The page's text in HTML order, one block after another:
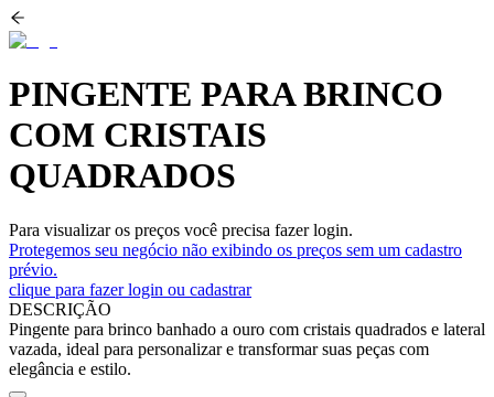
PINGENTE PARA BRINCO
COM CRISTAIS
QUADRADOS
Para visualizar os preços você precisa fazer login.
Protegemos seu negócio não exibindo os preços sem um cadastro
prévio.
clique para fazer login ou cadastrar
DESCRIÇÃO
Pingente para brinco banhado a ouro com cristais quadrados e lateral
vazada, ideal para personalizar e transformar suas peças com
elegância e estilo.